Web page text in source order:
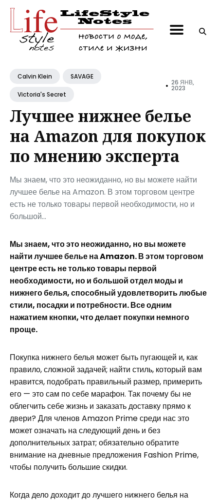
Поиск
Calvin Klein SAVAGE
Victoria's Secret
• 26 ЯНВ,
2023
Лучшее нижнее белье
на Amazon для покупок
по мнению эксперта
Мы знаем, что это неожиданно, но вы можете найти
лучшее белье на Amazon. В этом торговом центре
есть не только товары первой необходимости, но и
большой...
Мы знаем, что это неожиданно, но вы можете
найти лучшее белье на Amazon. В этом торговом
центре есть не только товары первой
необходимости, но и большой отдел моды и
нижнего белья, способный удовлетворить любые
стили, посадки и потребности. Все одним
нажатием кнопки, что делает покупки немного
проще.
Покупка нижнего белья может быть пугающей и, как
правило, сложной задачей; найти стиль, который вам
нравится, подобрать правильный размер, примерить
его — это сам по себе марафон. Так почему бы не
облегчить себе жизнь и заказать доставку прямо к
двери? Для членов Amazon Prime среди нас это
может означать на следующий день и без
дополнительных затрат; обязательно обратите
внимание на дневные предложения Fashion Prime,
чтобы получить большие скидки.
Когда дело доходит до лучшего нижнего белья на